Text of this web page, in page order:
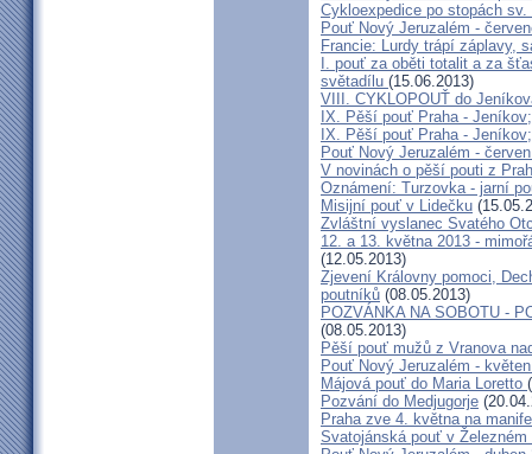
Cykloexpedice po stopách
Pouť Nový Jeruzalém -
Francie: Lurdy trápí záplavy,
I. pouť za oběti totalit a za
světadílu (15.06.2013)
VIII. CYKLOPOUŤ do
IX. Pěší pouť Praha -
IX. Pěší pouť Praha -
Pouť Nový Jeruzalém -
V novinách o pěší pouti z
Oznámení: Turzovka - jarní
Misijní pouť v Lidečku
Zvláštní vyslanec Svatého
12. a 13. května 2013 -
(12.05.2013)
Zjevení Královny pomoci,
poutníků (08.05.2013)
POZVÁNKA NA SOBOTU -
(08.05.2013)
Pěší pouť mužů z Vranova
Pouť Nový Jeruzalém -
Májová pouť do Maria Loretto
Pozvání do Medjugorje
Praha zve 4. května na
Svatojánská pouť v Železném